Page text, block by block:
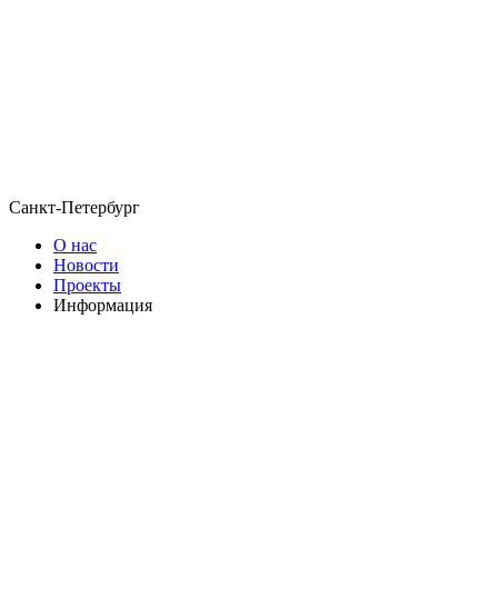
Санкт-Петербург
О нас
Новости
Проекты
Информация